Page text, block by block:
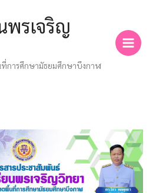
พรเจริญ
การศึกษามัธยมศึกษาบึงกาฬ